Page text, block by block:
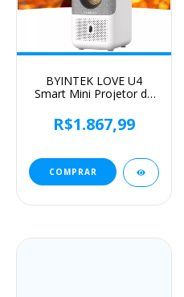
BYINTEK LOVE U4
Smart Mini Projetor de
1080P Vídeo Android
WIFI para Cinema de
R$1.867,99
COMPRAR